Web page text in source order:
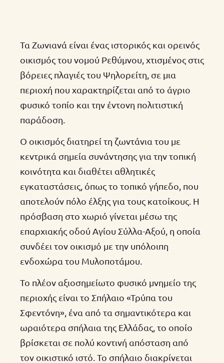
Τα Ζωνιανά είναι ένας ιστορικός και ορεινός
οικισμός του νομού Ρεθύμνου, χτισμένος στις
βόρειες πλαγιές του Ψηλορείτη, σε μια
περιοχή που χαρακτηρίζεται από το άγριο
φυσικό τοπίο και την έντονη πολιτιστική
παράδοση.
Ο οικισμός διατηρεί τη ζωντάνια του με
κεντρικά σημεία συνάντησης για την τοπική
κοινότητα και διαθέτει αθλητικές
εγκαταστάσεις, όπως το τοπικό γήπεδο, που
αποτελούν πόλο έλξης για τους κατοίκους. Η
πρόσβαση στο χωριό γίνεται μέσω της
επαρχιακής οδού Αγίου Σύλλα-Αξού, η οποία
συνδέει τον οικισμό με την υπόλοιπη
ενδοχώρα του Μυλοποτάμου.
Το πλέον αξιοσημείωτο φυσικό μνημείο της
περιοχής είναι το Σπήλαιο «Τρύπα του
Σφεντόνη», ένα από τα σημαντικότερα και
ωραιότερα σπήλαια της Ελλάδας, το οποίο
βρίσκεται σε πολύ κοντινή απόσταση από
τον οικιστικό ιστό. Το σπήλαιο διακρίνεται